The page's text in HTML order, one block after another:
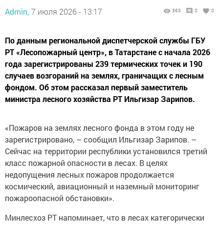
Admin, 7 июля 2026 - 13:17 363 0 0
По данным региональной диспетчерской службы ГБУ
РТ «Лесопожарный центр», в Татарстане с начала 2026
года зарегистрированы 239 термических точек и 190
случаев возгораний на землях, граничащих с лесным
фондом. Об этом рассказал первый заместитель
министра лесного хозяйства РТ Ильгизар Зарипов.
«Пожаров на землях лесного фонда в этом году не
зарегистрировано, – сообщил Ильгизар Зарипов. –
Сейчас на территории республики установился третий
класс пожарной опасности в лесах. В целях
недопущения лесных пожаров продолжается
космический, авиационный и наземный мониторинг
пожароопасной обстановки».
Минлесхоз РТ напоминает, что в лесах категорически